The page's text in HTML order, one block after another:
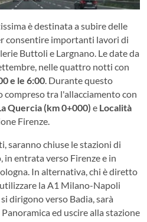
è destinata a subire delle
consentire importanti lavori di
Buttoli e Largnano. Le date da
nelle quattro notti con
e le 6:00. Durante questo
tra l'allacciamento con
Quercia (km 0+000) e Località
Firenze.
saranno chiuse le stazioni di
in entrata verso Firenze e in
In alternativa, chi è diretto
la A1 Milano-Napoli
dirigono verso Badia, sarà
ed uscire alla stazione